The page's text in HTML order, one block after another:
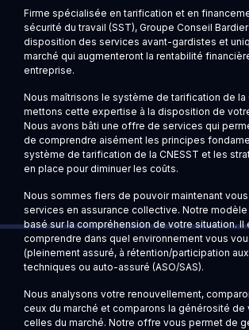
Firme spécialisée en tarification et en
sécurité du travail (SST), Groupe Conseil
disposition des services avant-gardistes et
marché qui augmenteront la rentabilité
entreprise.
Nous maîtrisons le système de tarification de la
mettons cette expertise à la disposition de
Nous avons bâti une offre de services qui
de comprendre aisément les principes
système de tarification de la CNESST et les
en place pour diminuer les coûts.
Nous sommes fiers de pouvoir maintenant
services en assurance collective. Notre
basé sur la compréhension de votre situation. Il
comprendre dans quel environnement vous
(pleinement assuré, à rétention/participation
techniques ou auto-assuré (ASO/SAS).
Nous analysons votre renouvellement,
ceux du marché et comparons la générosité de
celles du marché. Notre offre vous permet de